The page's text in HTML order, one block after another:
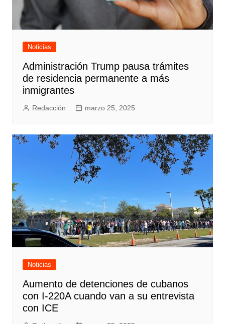
Noticias
Administración Trump pausa trámites
de residencia permanente a más
inmigrantes
Redacción marzo 25, 2025
Noticias
Aumento de detenciones de cubanos
con I-220A cuando van a su entrevista
con ICE